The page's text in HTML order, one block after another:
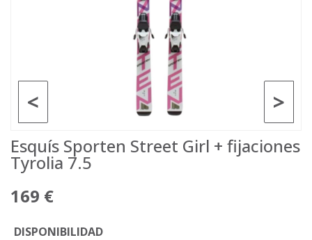
>
<
Esquís Sporten Street Girl + fijaciones
Tyrolia 7.5
169 €
DISPONIBILIDAD